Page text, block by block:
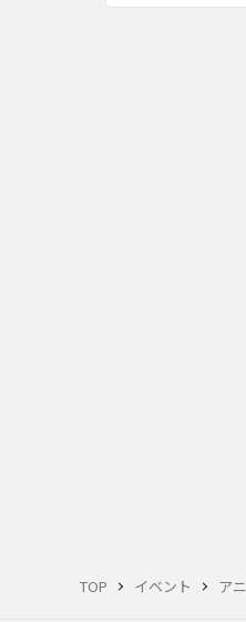
TOP イベント ア